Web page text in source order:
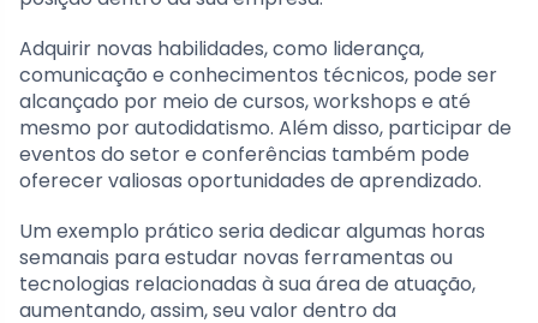
Adquirir novas habilidades, como liderança,
comunicação e conhecimentos técnicos, pode ser
alcançado por meio de cursos, workshops e até
mesmo por autodidatismo. Além disso, participar de
eventos do setor e conferências também pode
oferecer valiosas oportunidades de aprendizado.
Um exemplo prático seria dedicar algumas horas
semanais para estudar novas ferramentas ou
tecnologias relacionadas à sua área de atuação,
aumentando, assim, seu valor dentro da